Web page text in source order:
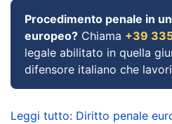
Procedimento penale in
europeo? Chiama +39
legale abilitato in quella
difensore italiano che
Leggi tutto: Diritto penale